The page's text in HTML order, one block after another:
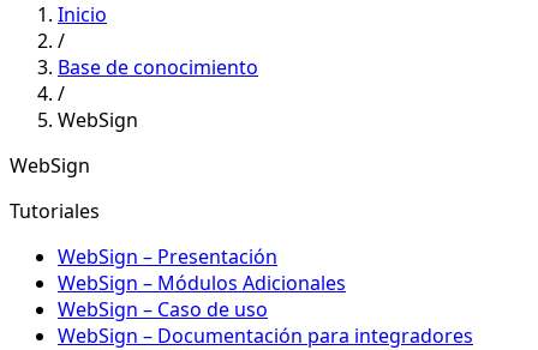
Inicio
/
Base de conocimiento
/
WebSign
WebSign
Tutoriales
WebSign – Presentación
WebSign – Módulos Adicionales
WebSign – Caso de uso
WebSign – Documentación para integradores